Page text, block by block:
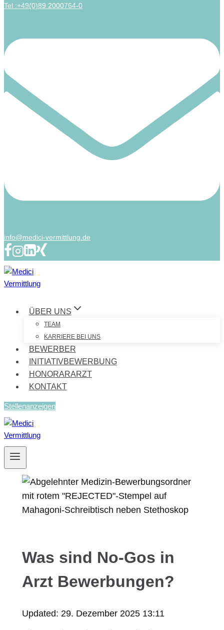
Tel :+49(0)89 2000764-0
info@medici-vermittlung.de
ÜBER UNS
TEAM
KARRIERE BEI UNS
BEWERBER
INITIATIVBEWERBUNG
HONORARARZT
KONTAKT
Stellenanzeigen
Was sind No-Gos in
Arzt Bewerbungen?
Updated: 29. Dezember 2025 13:11